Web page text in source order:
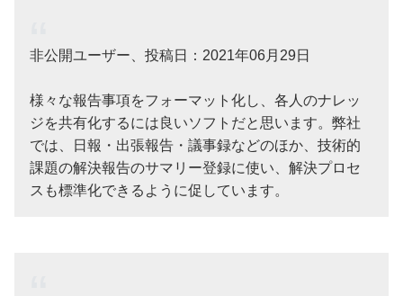
非公開ユーザー、投稿日：2021年06月29日
様々な報告事項をフォーマット化し、各人のナレッ
ジを共有化するには良いソフトだと思います。弊社
では、日報・出張報告・議事録などのほか、技術的
課題の解決報告のサマリー登録に使い、解決プロセ
スも標準化できるように促しています。